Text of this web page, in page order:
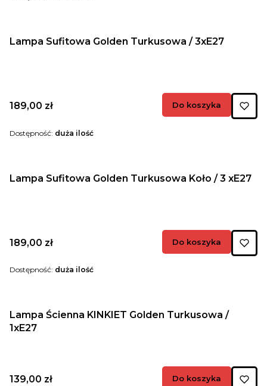
Lampa Sufitowa Golden Turkusowa / 3xE27
Cena
189,00 zł Do koszyka
Dostępność: duża ilość
Lampa Sufitowa Golden Turkusowa Koło / 3 xE27
Cena
189,00 zł Do koszyka
Dostępność: duża ilość
Lampa Ścienna KINKIET Golden Turkusowa /
1xE27
Cena
139,00 zł Do koszyka